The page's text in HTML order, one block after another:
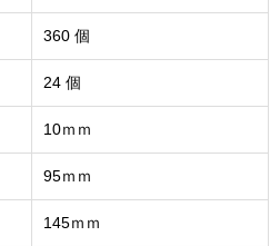
360 個
24 個
10ｍｍ
95ｍｍ
145ｍｍ